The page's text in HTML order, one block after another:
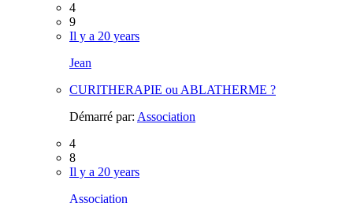
4
9
Il y a 20 years
Jean
CURITHERAPIE ou ABLATHERME ?
Démarré par: Association
4
8
Il y a 20 years
Association